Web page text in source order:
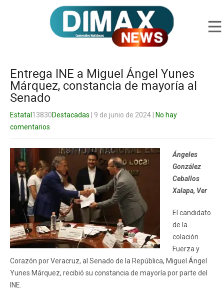
Entrega INE a Miguel Ángel Yunes
Márquez, constancia de mayoría al
Senado
Estatal 13830Destacadas | 9 de junio de 2024
No hay
comentarios
Ángeles
González
Ceballos
Xalapa, Ver
El candidato
de la
colación
Fuerza y
Corazón por Veracruz, al Senado de la República, Miguel Ángel
Yunes Márquez, recibió su constancia de mayoría por parte del
INE.